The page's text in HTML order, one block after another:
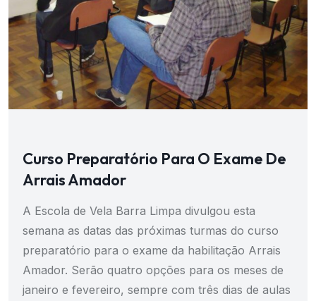
Curso Preparatório Para O Exame De
Arrais Amador
A Escola de Vela Barra Limpa divulgou esta
semana as datas das próximas turmas do curso
preparatório para o exame da habilitação Arrais
Amador. Serão quatro opções para os meses de
janeiro e fevereiro, sempre com três dias de aulas